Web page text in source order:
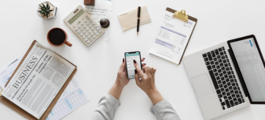
Vita In Ufficio
ULTIMI POST